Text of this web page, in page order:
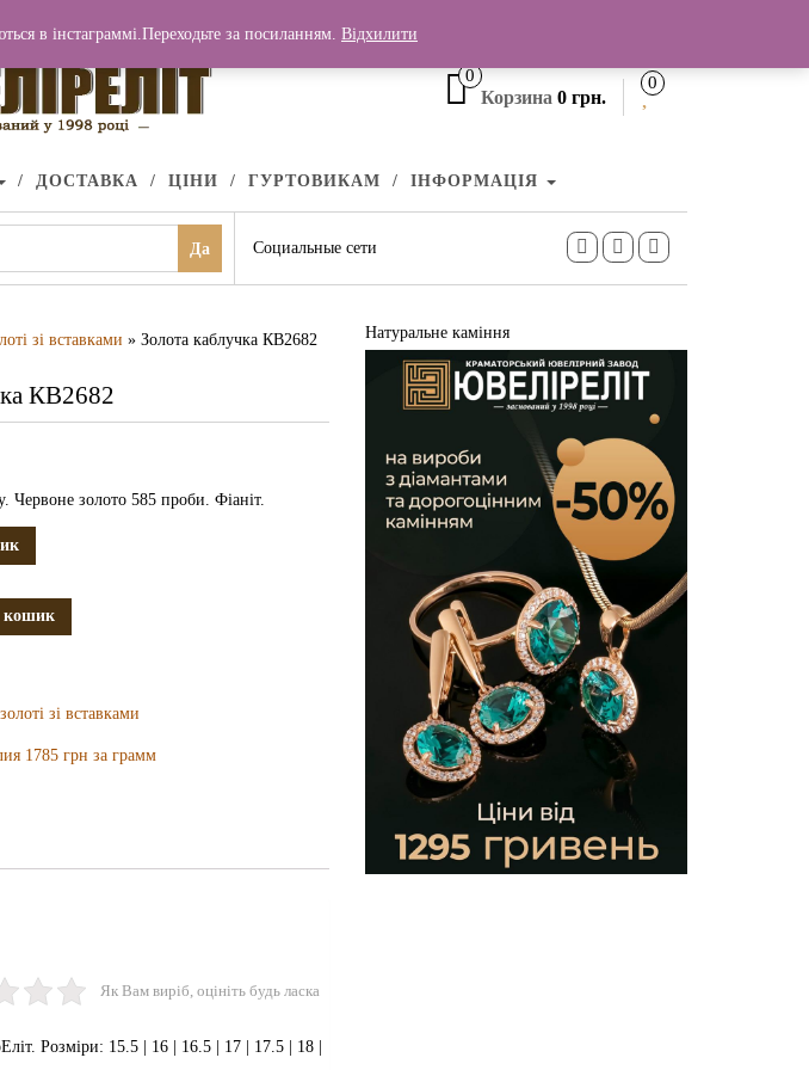
0
Корзина 0 грн.
0
ДОСТАВКА ЦІНИ ГУРТОВИКАМ ІНФОРМАЦІЯ
Да Социальные сети
зі вставками » Золота каблучка КВ2682
КВ2682
Червоне золото 585 проби. Фіаніт.
кошик
зі вставками
1785 грн за грамм
Як Вам виріб, оцініть будь ласка
Розміри: 15.5 | 16 | 16.5 | 17 | 17.5 | 18 |
Натуральне каміння
в інстаграммі.Переходьте за посиланням. Відхилити